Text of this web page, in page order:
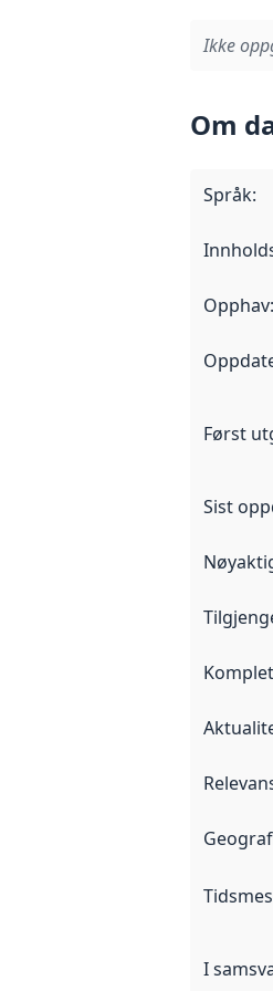
Ikke
Om
Språk:
Opphav:
Først
Sist
I